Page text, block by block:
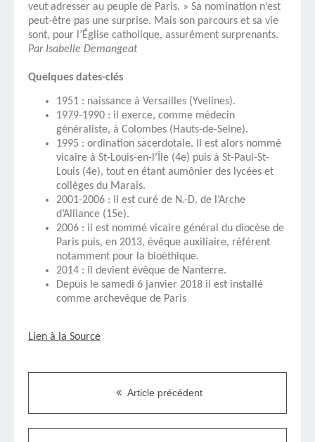
veut adresser au peuple de Paris. » Sa nomination n’est
peut-être pas une surprise. Mais son parcours et sa vie
sont, pour l’Église catholique, assurément surprenants.
Par Isabelle Demangeat
Quelques dates-clés
1951 : naissance à Versailles (Yvelines).
1979-1990 : il exerce, comme médecin
généraliste, à Colombes (Hauts-de-Seine).
1995 : ordination sacerdotale. Il est alors nommé
vicaire à St-Louis-en-l’Île (4e) puis à St-Paul-St-
Louis (4e), tout en étant aumônier des lycées et
collèges du Marais.
2001-2006 : il est curé de N.-D. de l’Arche
d’Alliance (15e).
2006 : il est nommé vicaire général du diocèse de
Paris puis, en 2013, évêque auxiliaire, référent
notamment pour la bioéthique.
2014 : il devient évêque de Nanterre.
Depuis le samedi 6 janvier 2018 il est installé
comme archevêque de Paris
Lien à la Source
Article précédent